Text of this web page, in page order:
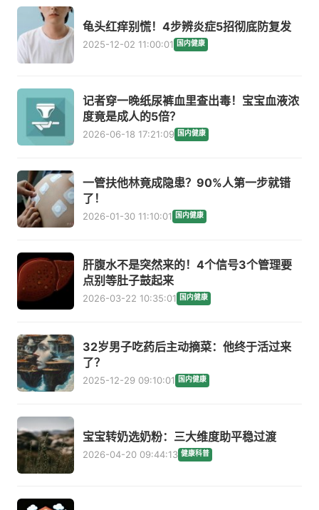
龟头红痒别慌！4步辨炎症5招彻底防复发
2025-12-02 11:00:01 国内健康
记者穿一晚纸尿裤血里查出毒！宝宝血液浓
度竟是成人的5倍？
2026-06-18 17:21:09 国内健康
一管扶他林竟成隐患？90%人第一步就错
了！
2026-01-30 11:10:01 国内健康
肝腹水不是突然来的！4个信号3个管理要
点别等肚子鼓起来
2026-03-22 10:35:01 国内健康
32岁男子吃药后主动摘菜：他终于活过来
了？
2025-12-29 09:10:01 国内健康
宝宝转奶选奶粉：三大维度助平稳过渡
2026-04-20 09:44:13 健康科普